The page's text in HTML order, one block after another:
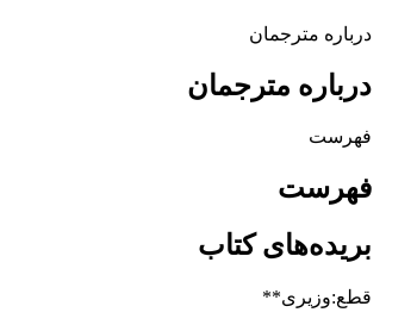
درباره مترجمان
درباره مترجمان
فهرست
فهرست
بریده‌های کتاب
قطع:وزیری**